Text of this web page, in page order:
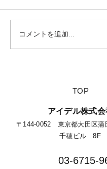
【夏休みに行きた
キャンパーにオス
コメントを追加…
​TOP
アイデル株式会
〒144-0052 東京都大田区
千穂ビル 8F​
03-6715-